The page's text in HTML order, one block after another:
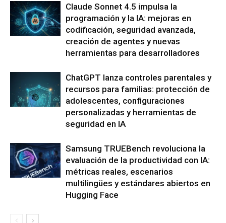
Claude Sonnet 4.5 impulsa la
programación y la IA: mejoras en
codificación, seguridad avanzada,
creación de agentes y nuevas
herramientas para desarrolladores
ChatGPT lanza controles parentales y
recursos para familias: protección de
adolescentes, configuraciones
personalizadas y herramientas de
seguridad en IA
Samsung TRUEBench revoluciona la
evaluación de la productividad con IA:
métricas reales, escenarios
multilingües y estándares abiertos en
Hugging Face